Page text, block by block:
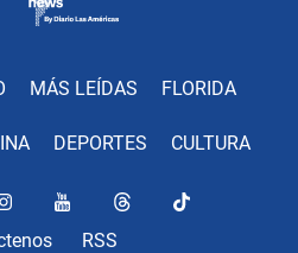
MÁS LEÍDAS FLORIDA
DEPORTES CULTURA
RSS